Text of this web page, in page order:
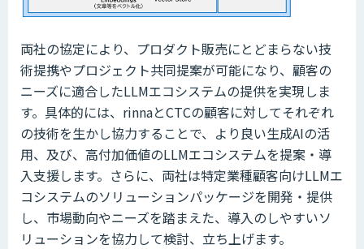
両社の協定により、プロダクト販売にとどまらない技
術提携やプロジェクト共同提案が可能になり、顧客の
ニーズに適合したLLMエコシステムの提供を実現しま
す。具体的には、rinnaとCTCの顧客に対してそれぞれ
の技術を生かし協力することで、より良い生成AIの活
用、及び、高付加価値のLLMエコシステムを提案・導
入支援します。さらに、両社は特定業種顧客向けLLMエ
コシステムのソリューションパッケージを開発・提供
し、市場動向やニーズを踏まえた、導入のしやすいソ
リューションを協力して検討、立ち上げます。